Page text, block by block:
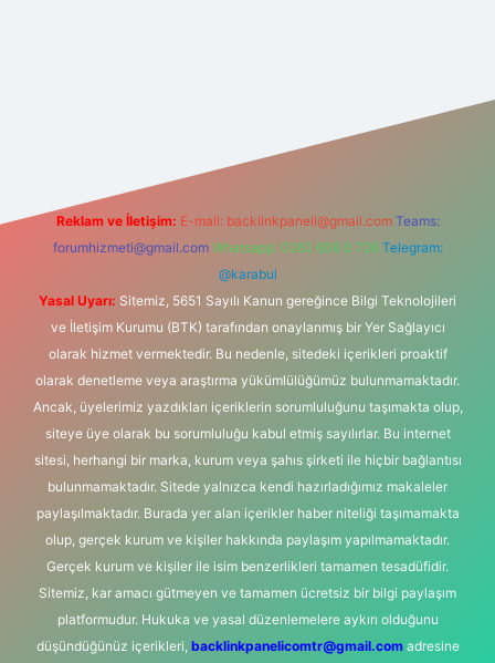
Reklam ve İletişim: E-mail: backlinkpaneli@gmail.com Teams:
forumhizmeti@gmail.com Whatsapp: 0262 606 0 726 Telegram:
@karabul
Yasal Uyarı: Sitemiz, 5651 Sayılı Kanun gereğince Bilgi Teknolojileri
ve İletişim Kurumu (BTK) tarafından onaylanmış bir Yer Sağlayıcı
olarak hizmet vermektedir. Bu nedenle, sitedeki içerikleri proaktif
olarak denetleme veya araştırma yükümlülüğümüz bulunmamaktadır.
Ancak, üyelerimiz yazdıkları içeriklerin sorumluluğunu taşımakta olup,
siteye üye olarak bu sorumluluğu kabul etmiş sayılırlar. Bu internet
sitesi, herhangi bir marka, kurum veya şahıs şirketi ile hiçbir bağlantısı
bulunmamaktadır. Sitede yalnızca kendi hazırladığımız makaleler
paylaşılmaktadır. Burada yer alan içerikler haber niteliği taşımamakta
olup, gerçek kurum ve kişiler hakkında paylaşım yapılmamaktadır.
Gerçek kurum ve kişiler ile isim benzerlikleri tamamen tesadüfidir.
Sitemiz, kar amacı gütmeyen ve tamamen ücretsiz bir bilgi paylaşım
platformudur. Hukuka ve yasal düzenlemelere aykırı olduğunu
düşündüğünüz içerikleri, backlinkpanelicomtr@gmail.comadresine